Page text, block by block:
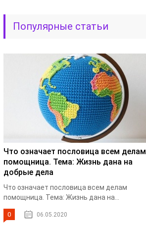
Популярные статьи
Что означает пословица всем делам
помощница. Тема: Жизнь дана на
добрые дела
Что означает пословица всем делам
помощница. Тема: Жизнь дана на...
0 06.05.2020